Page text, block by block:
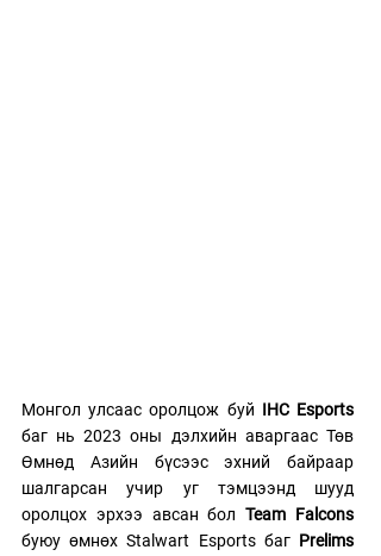
Монгол улсаас оролцож буй IHC Esports
баг нь 2023 оны дэлхийн аваргаас Төв
Өмнөд Азийн бүсээс эхний байраар
шалгарсан учир уг тэмцээнд шууд
оролцох эрхээ авсан бол Team Falcons
буюу өмнөх Stalwart Esports баг Prelims